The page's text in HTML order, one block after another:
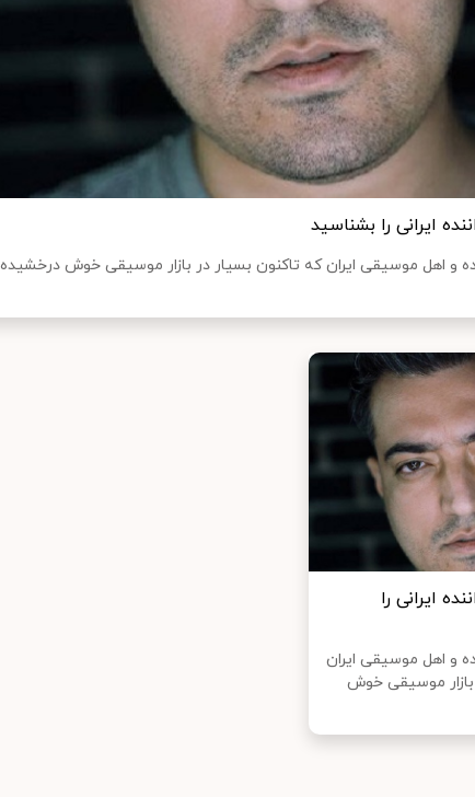
ایرانی را بشناسید
و اهل موسیقی ایران که تاکنون بسیار در بازار موسیقی خوش درخشیده
ایرانی را
و اهل موسیقی ایران
بازار موسیقی خوش